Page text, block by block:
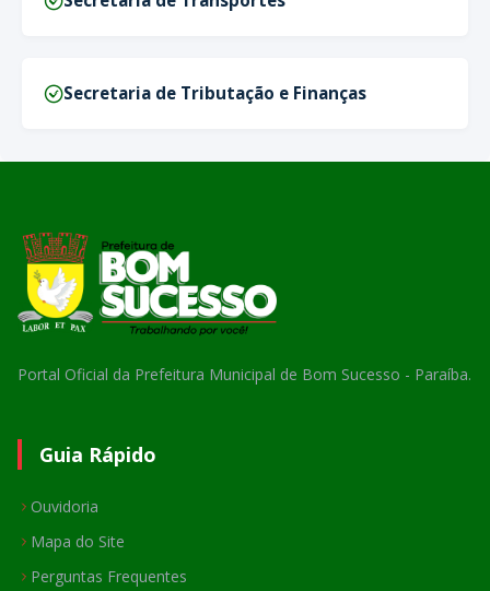
Secretaria de Tributação e Finanças
Portal Oficial da Prefeitura Municipal de Bom Sucesso - Paraíba.
Guia Rápido
Ouvidoria
Mapa do Site
Perguntas Frequentes